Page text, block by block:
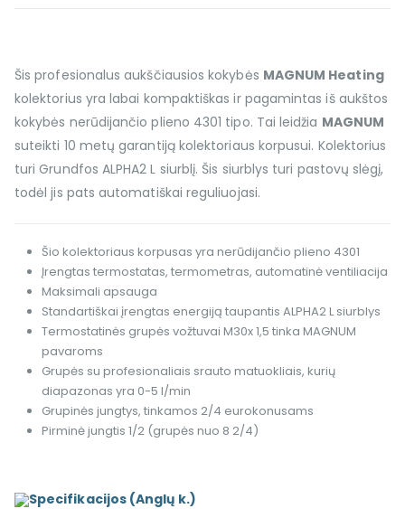
Šis profesionalus aukščiausios kokybės MAGNUM Heating
kolektorius yra labai kompaktiškas ir pagamintas iš aukštos
kokybės nerūdijančio plieno 4301 tipo. Tai leidžia MAGNUM
suteikti 10 metų garantiją kolektoriaus korpusui. Kolektorius
turi Grundfos ALPHA2 L siurblį. Šis siurblys turi pastovų slėgį,
todėl jis pats automatiškai reguliuojasi.
Šio kolektoriaus korpusas yra nerūdijančio plieno 4301
Įrengtas termostatas, termometras, automatinė ventiliacija
Maksimali apsauga
Standartiškai įrengtas energiją taupantis ALPHA2 L siurblys
Termostatinės grupės vožtuvai M30x 1,5 tinka MAGNUM
pavaroms
Grupės su profesionaliais srauto matuokliais, kurių
diapazonas yra 0-5 l/min
Grupinės jungtys, tinkamos 2/4 eurokonusams
Pirminė jungtis 1/2 (grupės nuo 8 2/4)
Specifikacijos (Anglų k.)